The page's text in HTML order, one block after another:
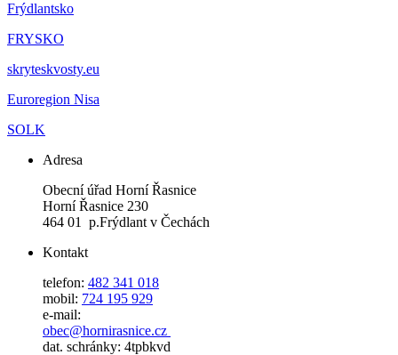
Frýdlantsko
FRYSKO
skryteskvosty.eu
Euroregion Nisa
SOLK
Adresa
Obecní úřad Horní Řasnice
Horní Řasnice 230
464 01 p.Frýdlant v Čechách
Kontakt
telefon: 482 341 018
mobil: 724 195 929
e-mail:
obec@hornirasnice.cz
dat. schránky: 4tpbkvd